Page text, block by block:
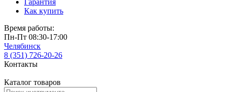
Гарантия
Как купить
Время работы:
Пн-Пт 08:30-17:00
Челябинск
8 (351) 726-20-26
Контакты
Каталог товаров